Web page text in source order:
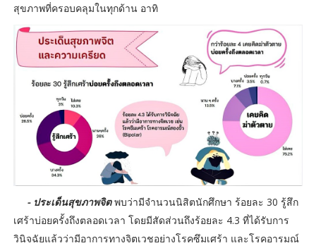
สุขภาพที่ครอบคลุมในทุกด้าน อาทิ
- ประเด็นสุขภาพจิตพบว่ามีจำนวนนิสิตนักศึกษา ร้อยละ 30 รู้สึก
เศร้าบ่อยครั้งถึงตลอดเวลา โดยมีสัดส่วนถึงร้อยละ 4.3 ที่ได้รับการ
วินิจฉัยแล้วว่ามีอาการทางจิตเวชอย่างโรคซึมเศร้า และโรคอารมณ์